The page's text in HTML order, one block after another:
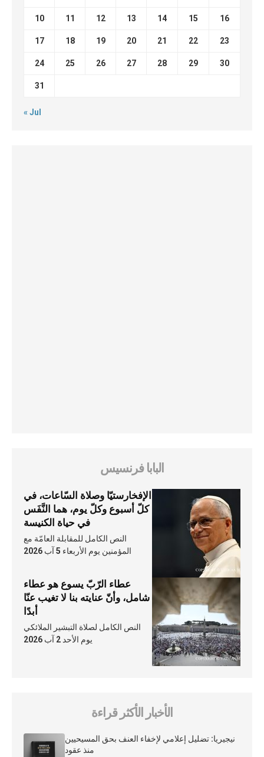
10 11 12 13 14 15 16
17 18 19 20 21 22 23
24 25 26 27 28 29 30
31
« Jul
البابا فرنسيس
الإفخارستيّا وصلاة السّاعات، في
كلّ أسبوع وكلّ يوم، هما النَّفَس
في حياة الكنيسة
النص الكامل للمقابلة العامّة مع
المؤمنين يوم الأربعاء 5 آب 2026
عطاء الرّبّ يسوع هو عطاء
شامل، وأنّ عنايته بنا لا تغيب عنّا
أبدًا
النص الكامل لصلاة التبشير الملائكي
يوم الأحد 2 آب 2026
الأخبار الأكثر قراءة
نيجيريا: تضليل إعلامي لإخفاء العنف بحق المسيحيين
منذ عقود